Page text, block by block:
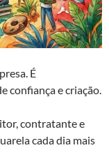
É
confiança e criação.
contratante e
cada dia mais